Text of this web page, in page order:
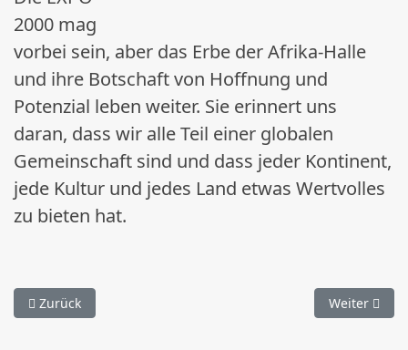
2000 mag
vorbei sein, aber das Erbe der Afrika-Halle
und ihre Botschaft von Hoffnung und
Potenzial leben weiter. Sie erinnert uns
daran, dass wir alle Teil einer globalen
Gemeinschaft sind und dass jeder Kontinent,
jede Kultur und jedes Land etwas Wertvolles
zu bieten hat.
Vorheriger Beitrag: Großbritannien auf der EXPO 2000
Zurück Nächster
Weiter